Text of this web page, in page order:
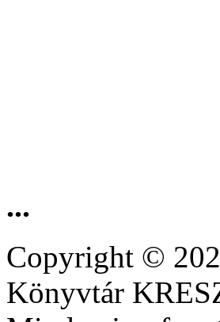
...
Copyright ©
Könyvtár